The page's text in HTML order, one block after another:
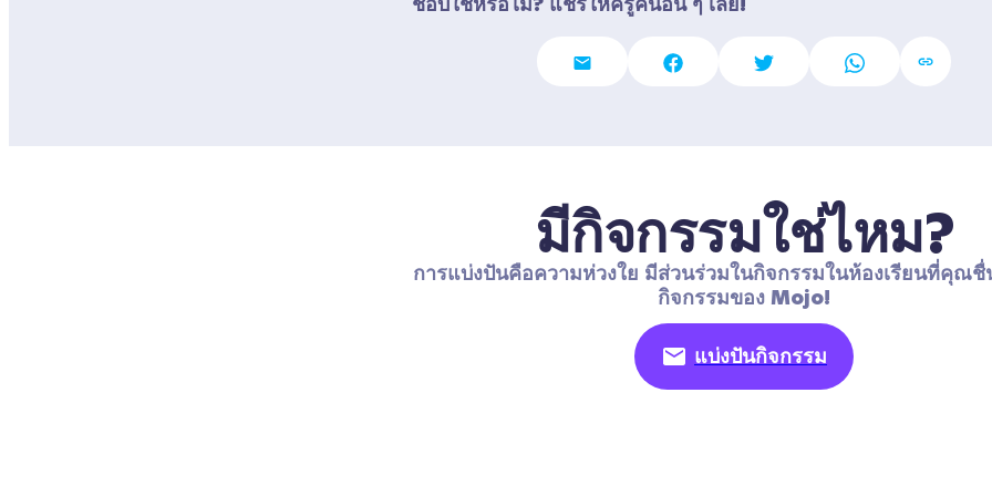
มีกิจกรรมใช่ไหม?
การแบ่งปันคือความห่วงใย มีส่วนร่วมในกิจกรรมในห้องเรียนที่คุณ
กิจกรรมของ Mojo!
แบ่งปันกิจกรรม